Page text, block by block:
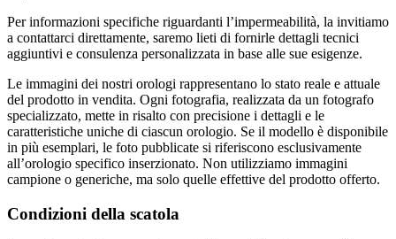
Per informazioni specifiche riguardanti l’impermeabilità, la invitiamo
a contattarci direttamente, saremo lieti di fornirle dettagli tecnici
aggiuntivi e consulenza personalizzata in base alle sue esigenze.
Le immagini dei nostri orologi rappresentano lo stato reale e attuale
del prodotto in vendita. Ogni fotografia, realizzata da un fotografo
specializzato, mette in risalto con precisione i dettagli e le
caratteristiche uniche di ciascun orologio. Se il modello è disponibile
in più esemplari, le foto pubblicate si riferiscono esclusivamente
all’orologio specifico inserzionato. Non utilizziamo immagini
campione o generiche, ma solo quelle effettive del prodotto offerto.
Condizioni della scatola